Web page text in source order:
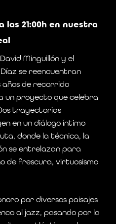
las 21:00h en nuestra
Minguillón y el
se reencuentran
años de recorrido
un proyecto que celebra
trayectorias
en un diálogo íntimo
donde la técnica, la
se entrelazan para
de frescura, virtuosismo
por diversos paisajes
al jazz, pasando por la